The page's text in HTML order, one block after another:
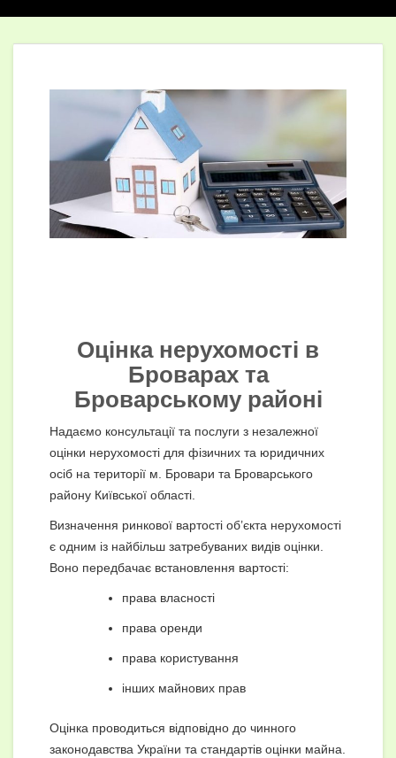
Оцінка нерухомості в
Броварах та
Броварському районі
Надаємо консультації та послуги з незалежної
оцінки нерухомості для фізичних та юридичних
осіб на території м. Бровари та Броварського
району Київської області.
Визначення ринкової вартості об’єкта нерухомості
є одним із найбільш затребуваних видів оцінки.
Воно передбачає встановлення вартості:
права власності
права оренди
права користування
інших майнових прав
Оцінка проводиться відповідно до чинного
законодавства України та стандартів оцінки майна.